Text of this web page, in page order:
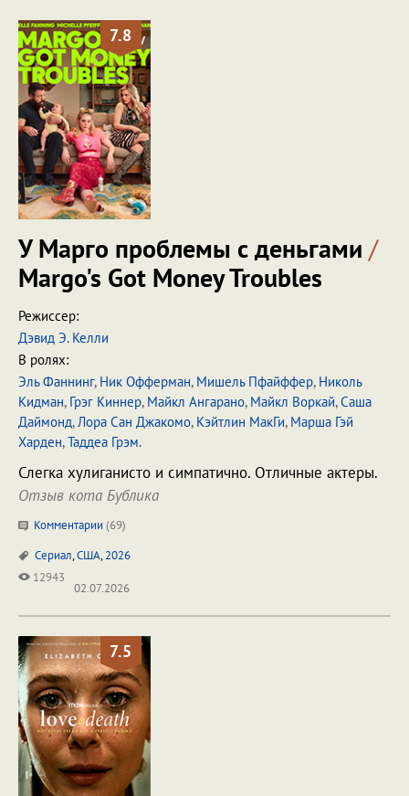
7.8
У Марго проблемы с деньгами /
Margo's Got Money Troubles
Режиссер:
Дэвид Э. Келли
В ролях:
Эль Фаннинг, Ник Офферман, Мишель Пфайффер, Николь
Кидман, Грэг Киннер, Майкл Ангарано, Майкл Воркай,Саша
Даймонд,Лора Сан Джакомо, Кэйтлин МакГи, Марша Гэй
Харден,Таддеа Грэм.
Слегка хулиганисто и симпатично. Отличные актеры.
Отзыв кота Бублика
Комментарии (69)
Сериал,США,2026
12943
02.07.2026
7.5